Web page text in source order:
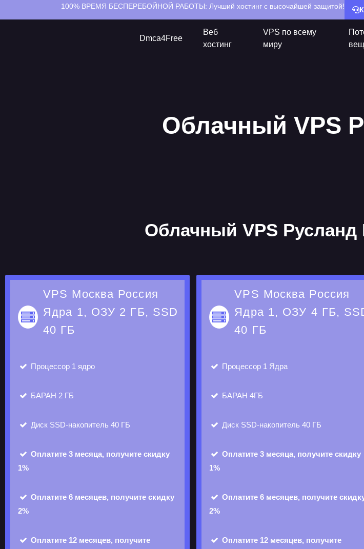
100% ВРЕМЯ БЕСПЕРЕБОЙНОЙ РАБОТЫ: Лучший хостинг с высочайшей защитой!
Dmca4Free
Веб
хостинг
VPS по всему
миру
Облачный VPS Русланд
VPS Москва Россия
Ядра 1, ОЗУ 2 ГБ, SSD
40 ГБ
Процессор 1 ядро
БАРАН 2 ГБ
Диск SSD-накопитель 40 ГБ
Оплатите 3 месяца, получите скидку
1%
Оплатите 6 месяцев, получите скидку
2%
Оплатите 12 месяцев, получите
VPS Москва Россия
Ядра 1, ОЗУ 4 ГБ,
40 ГБ
Процессор 1 Ядра
БАРАН4ГБ
Диск SSD-накопитель 40 ГБ
Оплатите 3 месяца, получите скидку
1%
Оплатите 6 месяцев, получите
2%
Оплатите 12 месяцев, получите